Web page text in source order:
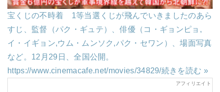
宝くじの不時着 1等当選くじが飛んでいきましたのあら
すじ、監督（パク・ギュテ）、俳優（コ・ギョンピョ,
イ・イギョン,ウム・ムンソク,パク・セワン）、場面写真
など。12月29日、全国公開。
https://www.cinemacafe.net/movies/34829/続きを読む »